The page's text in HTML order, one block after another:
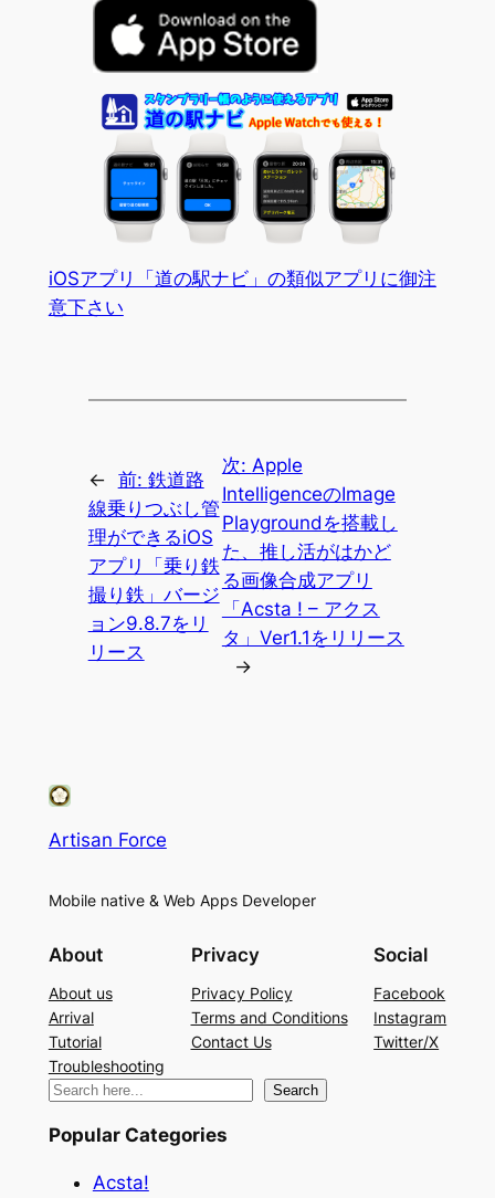
iOSアプリ「道の駅ナビ」の類似アプリに御注
意下さい
← 前: 鉄道路
線乗りつぶし管
理ができるiOS
アプリ「乗り鉄
撮り鉄」バージ
ョン9.8.7をリ
リース
次: Apple
IntelligenceのImage
Playgroundを搭載し
た、推し活がはかど
る画像合成アプリ
「Acsta ! – アクス
タ」Ver1.1をリリース
→
Artisan Force
Mobile native & Web Apps Developer
About
About us
Arrival
Tutorial
Troubleshooting
Privacy
Privacy Policy
Terms and Conditions
Contact Us
Social
Facebook
Instagram
Twitter/X
検
Search
Popular Categories
Acsta!